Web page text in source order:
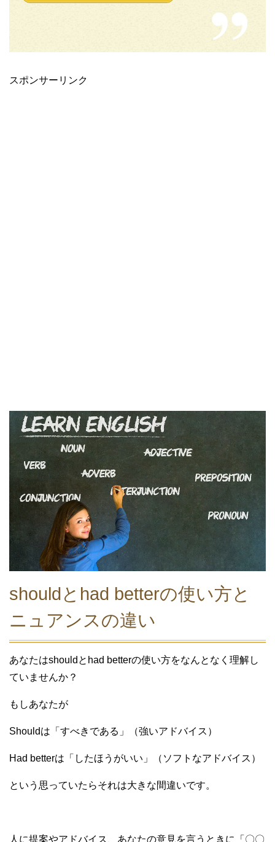
スポンサーリンク
shouldとhad betterの使い方と
ニュアンスの違い
あなたはshouldとhad betterの使い方をなんとなく理解し
ていませんか？
もしあなたが
Shouldは「すべきである」（強いアドバイス）
Had betterは「したほうがいい」（ソフトなアドバイス）
という思っていたらそれは大きな間違いです。
人に提案やアドバイス、あなたの意見を言うときに「〇〇